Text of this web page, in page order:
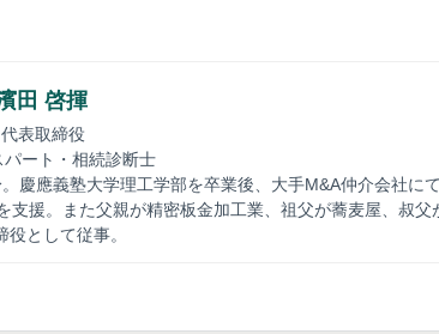
田 啓揮
表取締役
ート・相続診断士
慶應義塾大学理工学部を卒業後、大手M&A仲介会社に
支援。また父親が精密板金加工業、祖父が蕎麦屋、叔
として従事。